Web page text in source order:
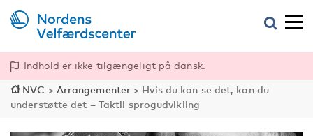
Indhold er ikke tilgængeligt på dansk.
NVC > Arrangementer > Hvis du kan se det, kan du
understøtte det – Taktil sprogudvikling